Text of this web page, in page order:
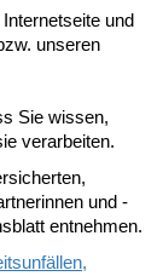
und
unseren
Sie wissen,
verarbeiten.
und -
entnehmen.